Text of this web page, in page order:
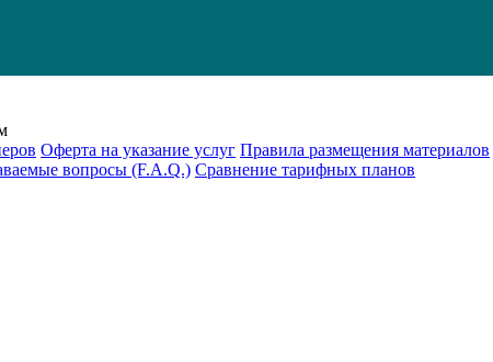
Оферта на указание услуг Правила размещения материалов
вопросы (F.A.Q.) Cравнение тарифных планов